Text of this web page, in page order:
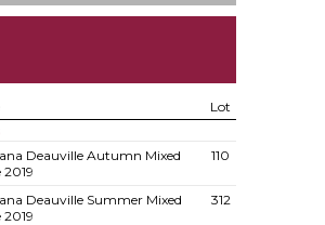
Lot
Deauville Autumn Mixed
2019
110
Deauville Summer Mixed
2019
312